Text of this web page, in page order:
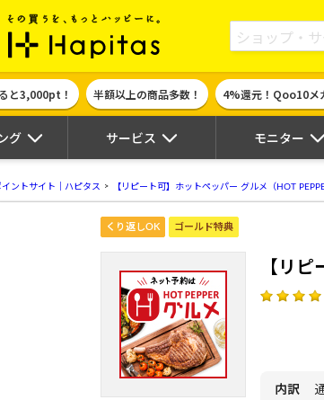
ポイント貯めて現金やギフト券
と3,000pt！ 半額以上の商品多数！ 4%還元！Qoo10メ
グ サービス モニター
イントサイト｜ハピタス 【リピート可】ホットペッパー グルメ（HOT
くり返しOK ゴールド特典
【リピ
内訳